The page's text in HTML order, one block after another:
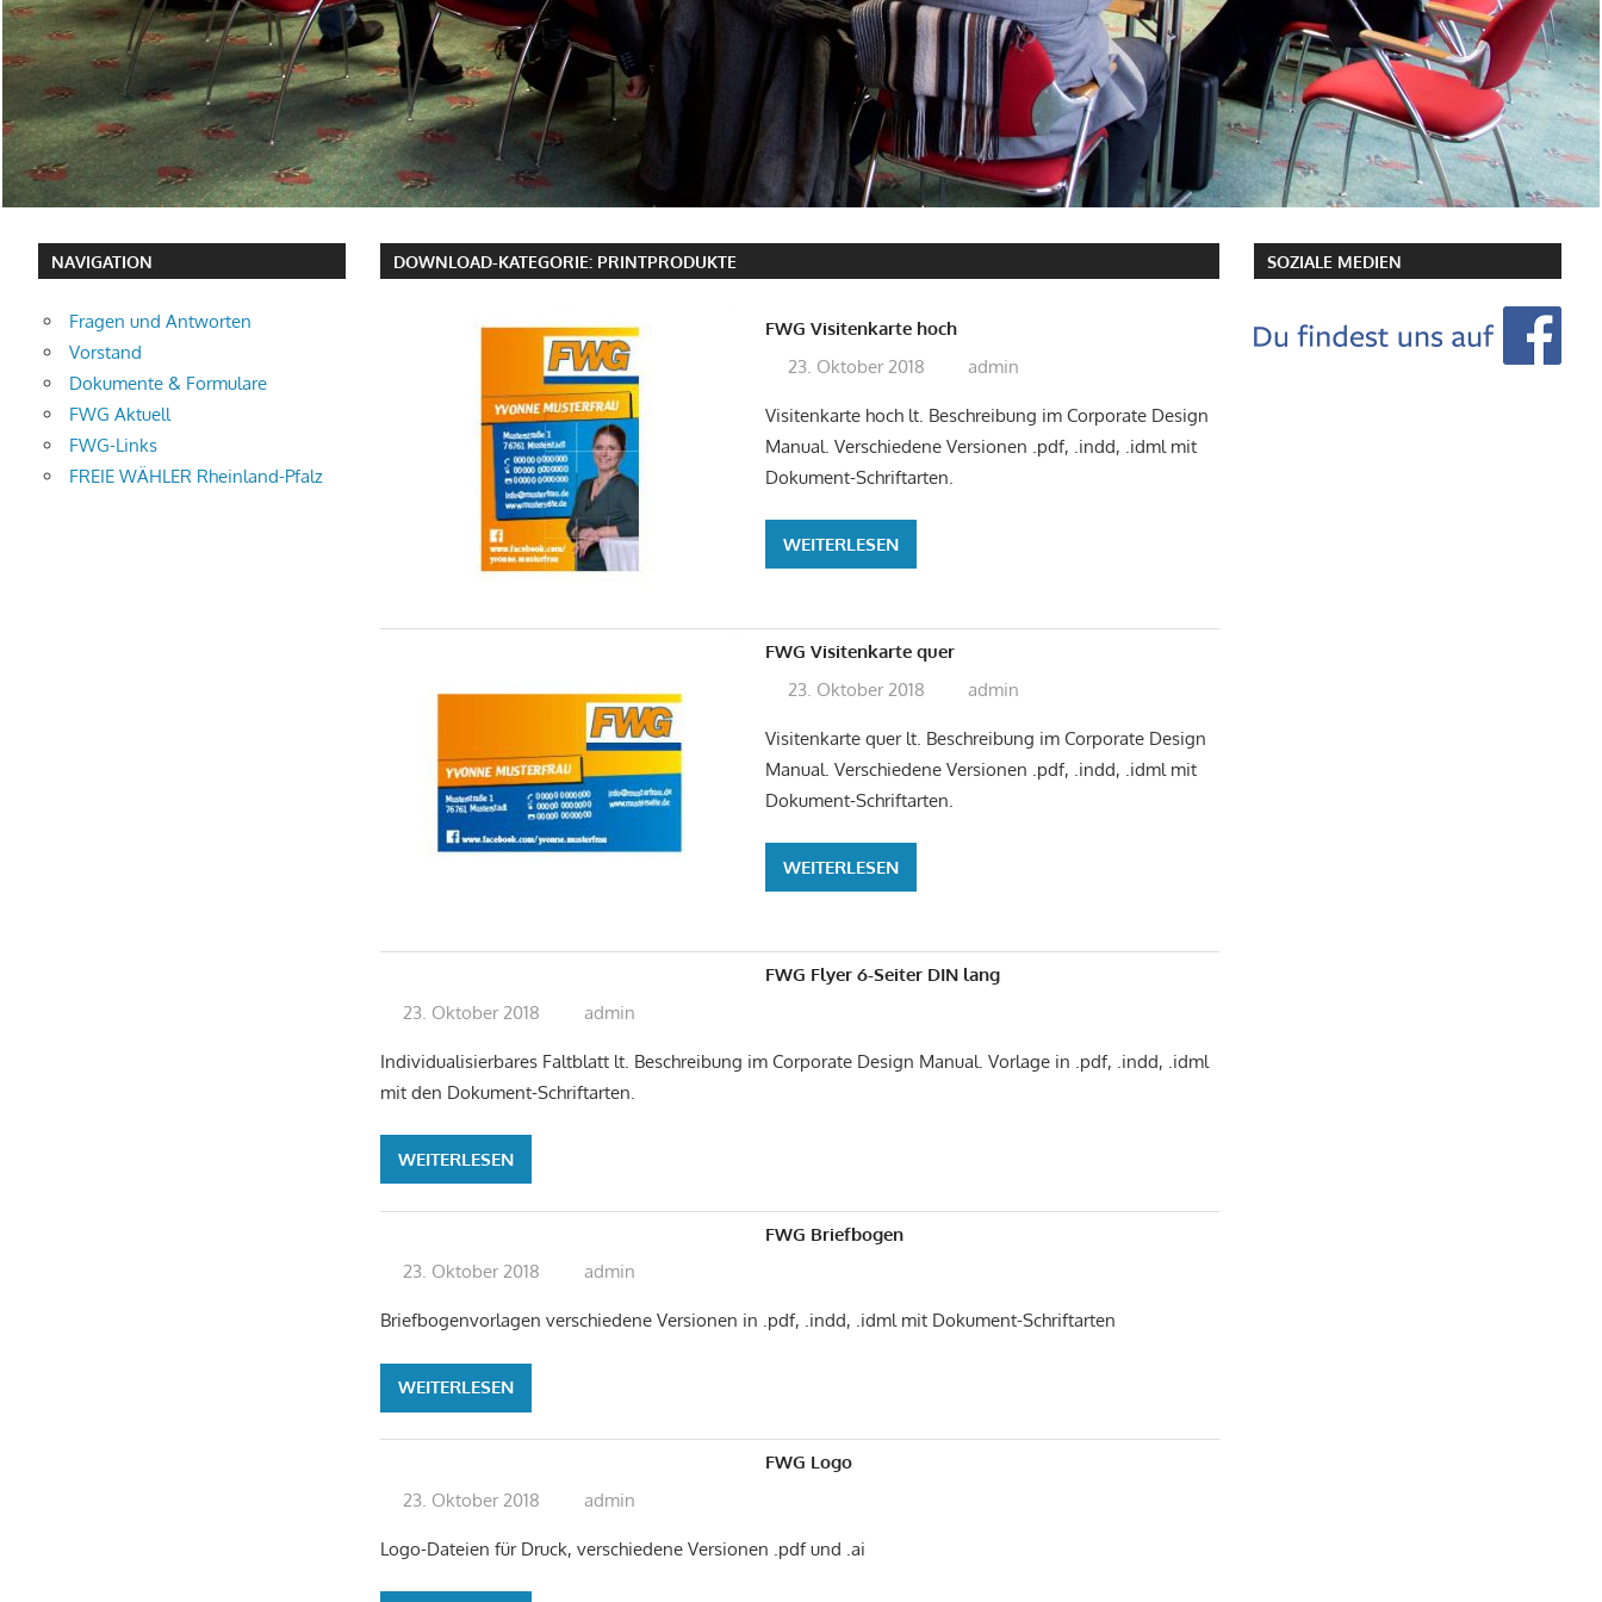
DOWNLOAD-KATEGORIE: PRINTPRODUKTE
FWG Visitenkarte hoch
23. Oktober 2018
admin
Visitenkarte hoch lt. Beschreibung im Corporate Design
Manual. Verschiedene Versionen .pdf, .indd, .idml mit
Dokument-Schriftarten.
WEITERLESEN
FWG Visitenkarte quer
23. Oktober 2018
admin
Visitenkarte quer lt. Beschreibung im Corporate Design
Manual. Verschiedene Versionen .pdf, .indd, .idml mit
Dokument-Schriftarten.
WEITERLESEN
FWG Flyer 6-Seiter DIN lang
23. Oktober 2018
admin
Individualisierbares Faltblatt lt. Beschreibung im Corporate Design Manual. Vorlage in .pdf, .indd, .idml
mit den Dokument-Schriftarten.
WEITERLESEN
FWG Briefbogen
23. Oktober 2018
admin
Briefbogenvorlagen verschiedene Versionen in .pdf, .indd, .idml mit Dokument-Schriftarten
WEITERLESEN
FWG Logo
23. Oktober 2018
admin
Logo-Dateien für Druck, verschiedene Versionen .pdf und .ai
NAVIGATION
Fragen und Antworten
Vorstand
Dokumente & Formulare
FWG Aktuell
FWG-Links
FREIE WÄHLER Rheinland-Pfalz
SOZIALE MEDIEN